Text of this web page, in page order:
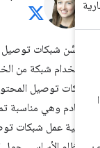
شبكة من الخوادم
وهي مناسبة تمامًا